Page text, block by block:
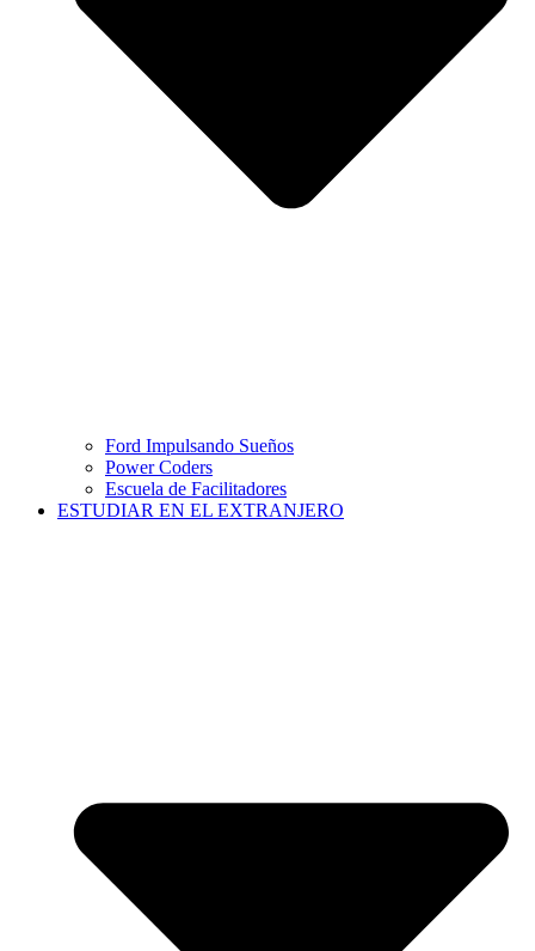
Ford Impulsando Sueños
Power Coders
Escuela de Facilitadores
ESTUDIAR EN EL EXTRANJERO